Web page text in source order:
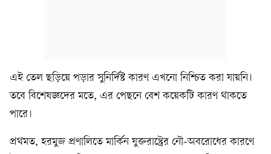
এই তেল ছড়িয়ে পড়ার সুনির্দিষ্ট কারণ এখনো নিশ্চিত করা যায়নি।
তবে বিশেষজ্ঞদের মতে, এর পেছনে বেশ কয়েকটি কারণ থাকতে
পারে।
প্রথমত, হরমুজ প্রণালিতে মার্কিন যুক্তরাষ্ট্রের নৌ-অবরোধের কারণে